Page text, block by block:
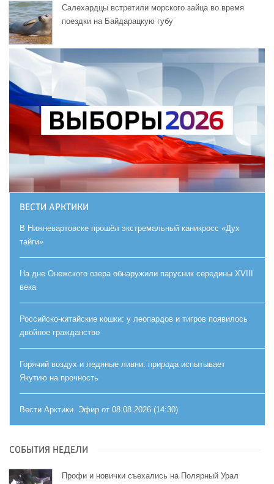
Салехардцы встретили морского зайца во время
поездки на Байдарацкую губу
ВЕСТИ АРКТИКИ
В Нижневартовске прошёл экстремальный каникросс «Дух
тайги»
На дне Онежского озера обнаружили парусник середины XVIII
века
Российско-китайские кошки: у леопардов и тигров появилось
двойное гражданство
Горячий воздух и ледяные ливни: природа испытывает
Якутию на прочность
Вести Арктики. Эфир от 08.08.2026 (14:30)
СОБЫТИЯ НЕДЕЛИ
Профи и новички съехались на Полярный Урал